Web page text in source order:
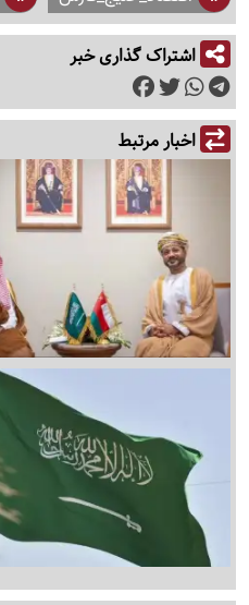
اشتراک گذاری خبر
اخبار مرتبط